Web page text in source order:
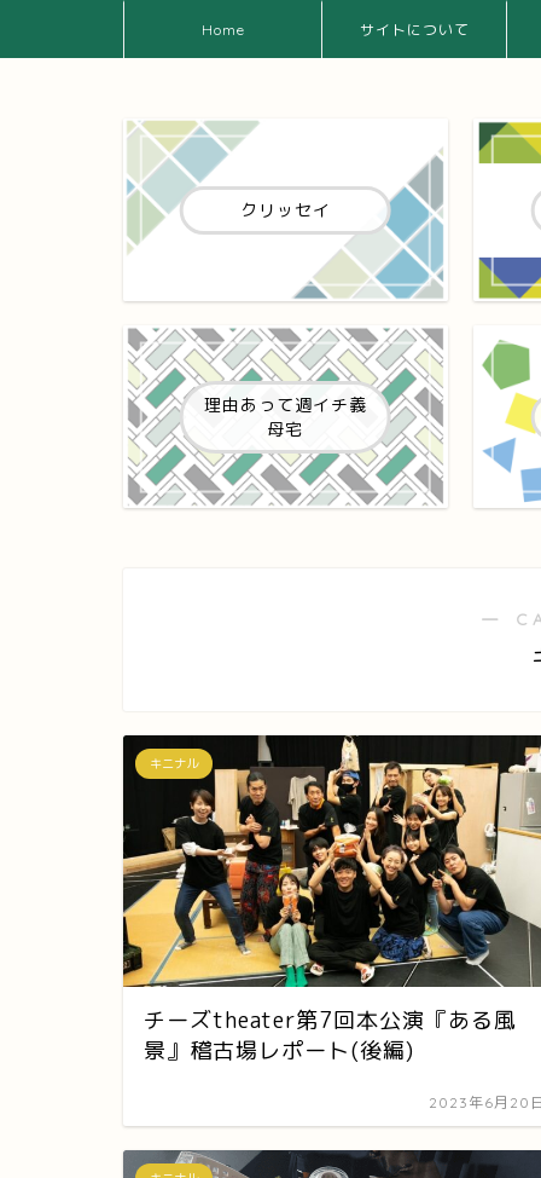
Home サイトについて
クリッセイ
理由あって週イチ義
母宅
―
キニナル
チーズtheater第7回本公演『ある風
景』稽古場レポート(後編)
2023年6月20日